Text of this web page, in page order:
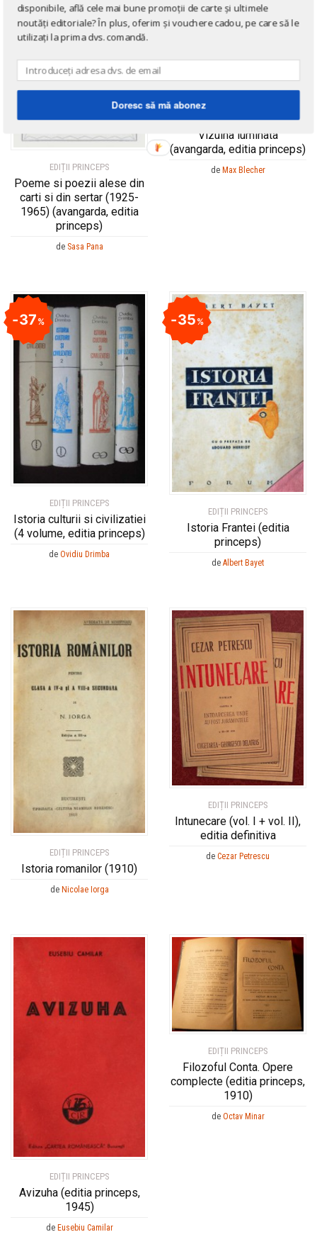
EDIȚII PRINCEPS
Poeme si poezii alese din
carti si din sertar (1925-
1965) (avangarda, editia
princeps)
de Sasa Pana
EDIȚII PRINCEPS
Vizuina luminata
(avangarda, editia princeps)
de Max Blecher
EDIȚII PRINCEPS
Istoria culturii si civilizatiei
(4 volume, editia princeps)
37%
de Ovidiu Drimba
EDIȚII PRINCEPS
Istoria Frantei (editia
princeps)
35%
de Albert Bayet
EDIȚII PRINCEPS
Istoria romanilor (1910)
de Nicolae Iorga
EDIȚII PRINCEPS
Intunecare (vol. I + vol. II),
editia definitiva
de Cezar Petrescu
EDIȚII PRINCEPS
Avizuha (editia princeps,
1945)
de Eusebiu Camilar
EDIȚII PRINCEPS
Filozoful Conta. Opere
complecte (editia princeps,
1910)
de Octav Minar
disponibile, află cele mai bune promoții de carte și ultimele
noutăți editoriale? În plus, oferim și vouchere cadou, pe care să le
utilizați la prima dvs. comandă.
Doresc să mă abonez